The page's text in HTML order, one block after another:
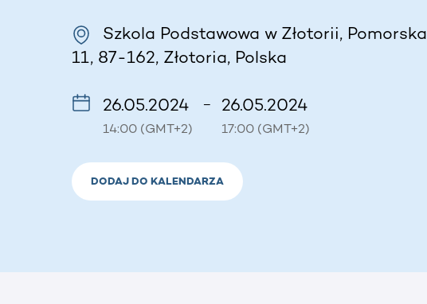
Szkola Podstawowa w Złotorii, Pomorska
11, 87-162, Złotoria, Polska
26.05.2024
14:00 (GMT+2)
– 26.05.2024
17:00 (GMT+2)
DODAJ DO KALENDARZA